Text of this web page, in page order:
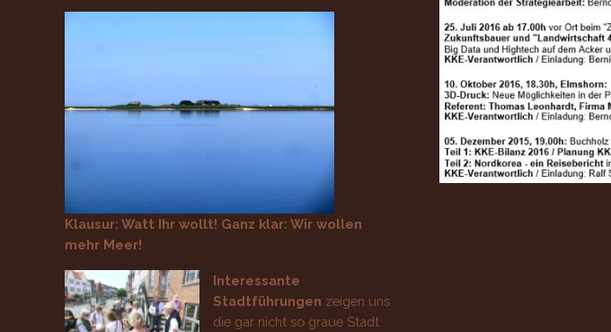
Klausur: Watt Ihr wollt! Ganz klar: Wir wollen
mehr Meer!
Interessante
Stadtführungen zeigen uns
die gar nicht so graue Stadt